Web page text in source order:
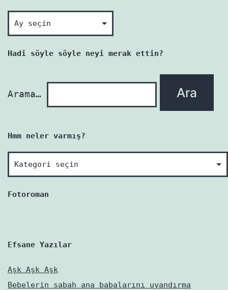
Okunmamış
her
yazı
Hadi söyle söyle neyi merak ettin?
Arama…
Hmm neler varmış?
Hmm
neler
varmış?
Fotoroman
Efsane Yazılar
Aşk Aşk Aşk
Bebelerin sabah ana babalarını uyandırma